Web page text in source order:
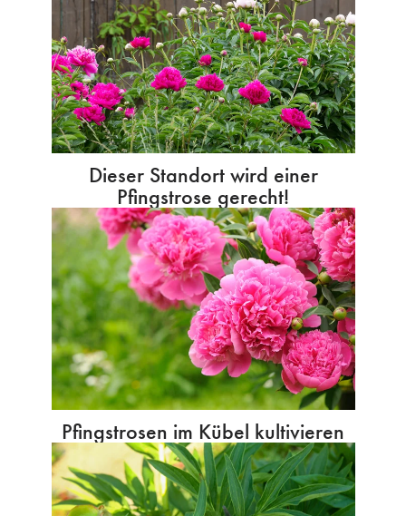
Dieser Standort wird einer
Pfingstrose gerecht!
Pfingstrosen im Kübel kultivieren